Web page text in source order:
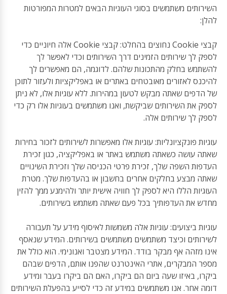
השירותים משתמשים בסוגי העוגיות הבאים למטרות המפורטות
להלן:
קבצי Cookie נחוצים בהחלט: קבצי Cookie אלה חיוניים כדי
לספק לך שירותים הזמינים דרך השירותים וכדי לאפשר לך
להשתמש בחלק מהתכונות שלהם. לדוגמה, הם מאפשרים לך
להיכנס לאזורים מאובטחים באתרים או באפליקציות ולעזור לתוכן
של הדפים שאתה מבקש לטעון במהירות. ללא עוגיות אלו, לא ניתן
לספק את השירותים שביקשת, ואנו משתמשים בעוגיות אלו רק כדי
לספק לך שירותים אלה.
עוגיות פונקציונליות: עוגיות אלו מאפשרות לשירותים לזכור בחירות
שאתה עושה כשאתה משתמש באתר או באפליקציה, כגון זכירת
העדפות השפה שלך, זכירת פרטי הכניסה שלך וזכירת השינויים
שאתה מבצע בחלקים אחרים בחשבון או בהעדפות שלך. מטרת
העוגיות הללו היא לספק לך חוויה אישית יותר ולהימנע ממך להזין
מחדש את העדפותיך בכל פעם שאתה משתמש בשירותים.
עוגיות ביצועים: עוגיות אלה משמשות לאיסוף מידע על תעבורה
לשירותים וכיצד משתמשים משתמשים בשירותים. המידע שנאסף
אינו מזהה אף מבקר בודד. המידע מצטבר ואנונימי. הוא כולל את
מספר המבקרים, אתרי האינטרנט שהפנו אותם, הדפים שבהם
ביקרו, באיזו שעה ביום הם ביקרו, האם הם ביקרו בעבר ומידע
דומה אחר. אנו משתמשים במידע זה כדי לסייע בהפעלת השירותים